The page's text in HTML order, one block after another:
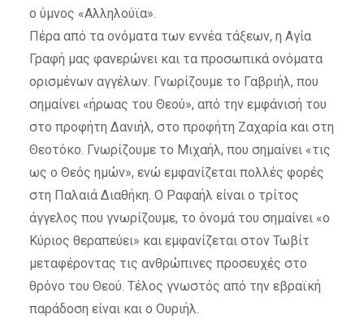
ο ύμνος «Αλληλούϊα».
Πέρα από τα ονόματα των εννέα τάξεων, η Αγία
Γραφή μας φανερώνει και τα προσωπικά ονόματα
ορισμένων αγγέλων. Γνωρίζουμε το Γαβριήλ, που
σημαίνει «ήρωας του Θεού», από την εμφάνισή του
στο προφήτη Δανιήλ, στο προφήτη Ζαχαρία και στη
Θεοτόκο. Γνωρίζουμε το Μιχαήλ, που σημαίνει «τις
ως ο Θεός ημών», ενώ εμφανίζεται πολλές φορές
στη Παλαιά Διαθήκη. Ο Ραφαήλ είναι ο τρίτος
άγγελος που γνωρίζουμε, το όνομά του σημαίνει «ο
Κύριος θεραπεύει» και εμφανίζεται στον Τωβίτ
μεταφέροντας τις ανθρώπινες προσευχές στο
θρόνο του Θεού. Τέλος γνωστός από την εβραϊκή
παράδοση είναι και ο Ουριήλ.